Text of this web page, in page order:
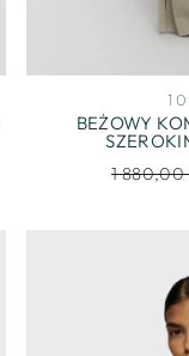
BEŻOWY
1 880,00